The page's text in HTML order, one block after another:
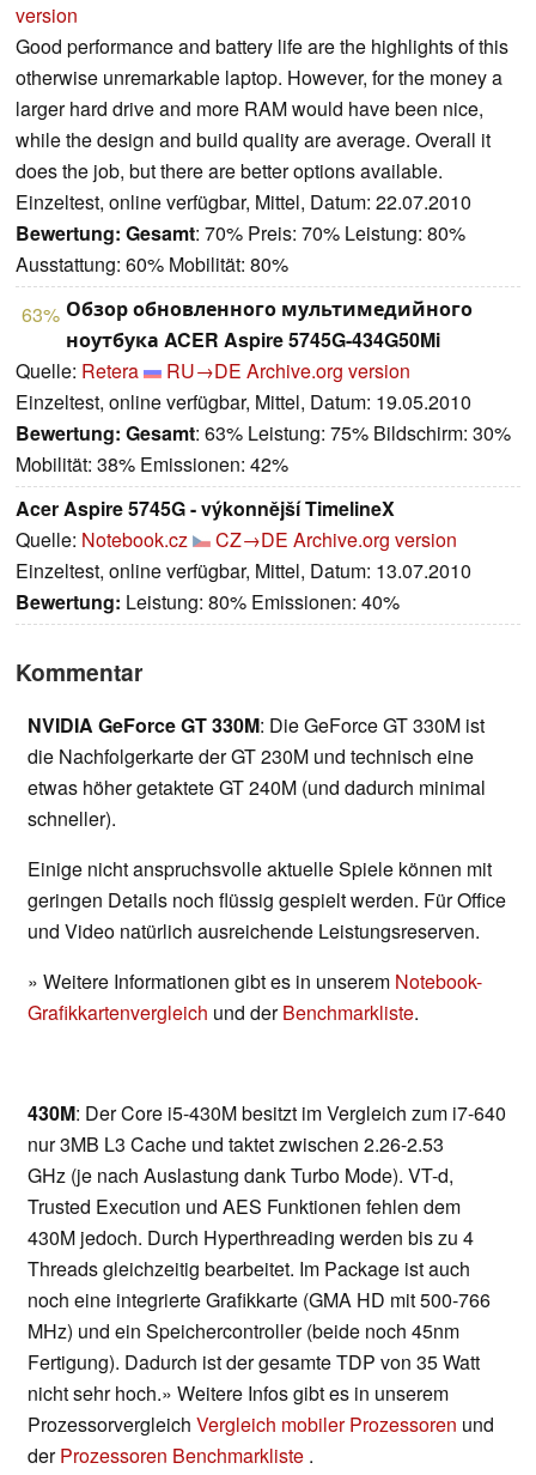
version
Good performance and battery life are the highlights of this
otherwise unremarkable laptop. However, for the money a
larger hard drive and more RAM would have been nice,
while the design and build quality are average. Overall it
does the job, but there are better options available.
Einzeltest, online verfügbar, Mittel, Datum: 22.07.2010
Bewertung: Gesamt: 70% Preis: 70% Leistung: 80%
Ausstattung: 60% Mobilität: 80%
63% Обзор обновленного мультимедийного
ноутбука ACER Aspire 5745G-434G50Mi
Quelle: Retera RU→DE Archive.org version
Einzeltest, online verfügbar, Mittel, Datum: 19.05.2010
Bewertung: Gesamt: 63% Leistung: 75% Bildschirm: 30%
Mobilität: 38% Emissionen: 42%
Acer Aspire 5745G - výkonnější TimelineX
Quelle: Notebook.cz CZ→DE Archive.org version
Einzeltest, online verfügbar, Mittel, Datum: 13.07.2010
Bewertung: Leistung: 80% Emissionen: 40%
Kommentar
NVIDIA GeForce GT 330M: Die GeForce GT 330M ist
die Nachfolgerkarte der GT 230M und technisch eine
etwas höher getaktete GT 240M (und dadurch minimal
schneller).
Einige nicht anspruchsvolle aktuelle Spiele können mit
geringen Details noch flüssig gespielt werden. Für Office
und Video natürlich ausreichende Leistungsreserven.
» Weitere Informationen gibt es in unserem Notebook-
Grafikkartenvergleich und derBenchmarkliste.
430M: Der Core i5-430M besitzt im Vergleich zum i7-640
nur 3MB L3 Cache und taktet zwischen 2.26-2.53
GHz (je nach Auslastung dank Turbo Mode). VT-d,
Trusted Execution und AES Funktionen fehlen dem
430M jedoch. Durch Hyperthreading werden bis zu 4
Threads gleichzeitig bearbeitet. Im Package ist auch
noch eine integrierte Grafikkarte (GMA HD mit 500-766
MHz) und ein Speichercontroller (beide noch 45nm
Fertigung). Dadurch ist der gesamte TDP von 35 Watt
nicht sehr hoch.» Weitere Infos gibt es in unserem
Prozessorvergleich Vergleich mobiler Prozessoren und
derProzessoren Benchmarkliste .